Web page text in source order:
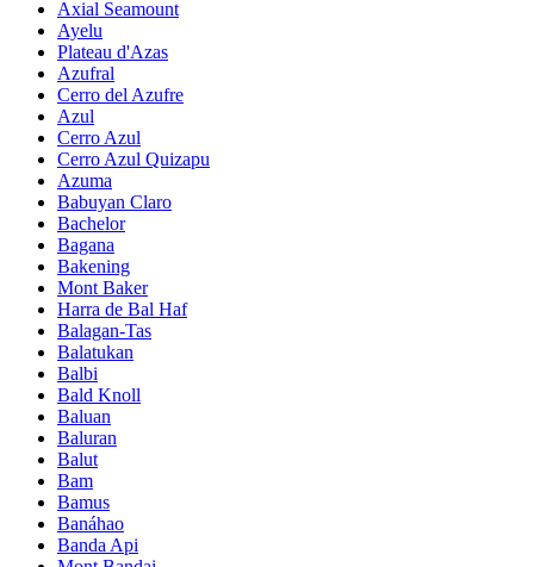
Axial Seamount
Ayelu
Plateau d'Azas
Azufral
Cerro del Azufre
Azul
Cerro Azul
Cerro Azul Quizapu
Azuma
Babuyan Claro
Bachelor
Bagana
Bakening
Mont Baker
Harra de Bal Haf
Balagan-Tas
Balatukan
Balbi
Bald Knoll
Baluan
Baluran
Balut
Bam
Bamus
Banáhao
Banda Api